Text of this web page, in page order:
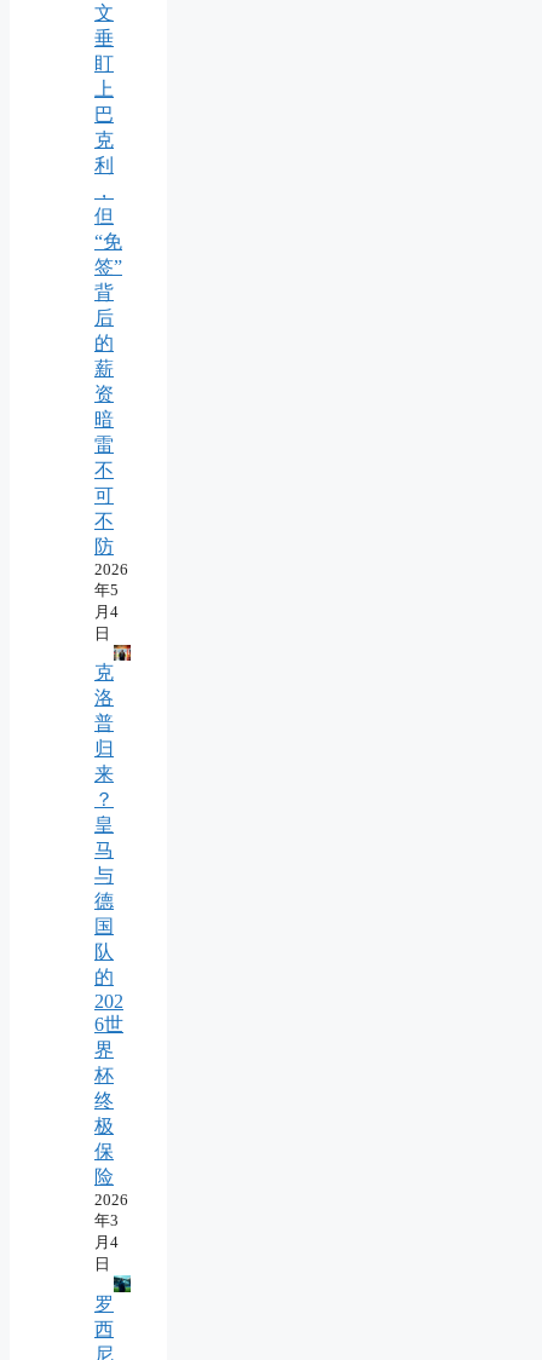
文
垂
盯
上
巴
克
利
，
但
“免
签”
背
后
的
薪
资
暗
雷
不
可
不
防
2026
年5
月4
日
克
洛
普
归
来
？
皇
马
与
德
国
队
的
202
6世
界
杯
终
极
保
险
2026
年3
月4
日
罗
西
尼